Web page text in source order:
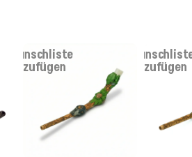
Wunschliste
hinzufügen hinzufügen